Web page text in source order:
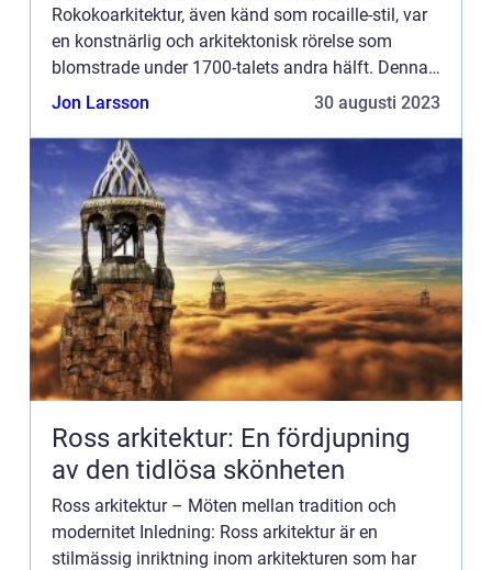
Rokokoarkitektur, även känd som rocaille-stil, var
en konstnärlig och arkitektonisk rörelse som
blomstrade under 1700-talets andra hälft. Denna
period karakteriseras av sin lekfullhet, elegans och
Jon Larsson 30 augusti 2023
Ross arkitektur: En fördjupning
av den tidlösa skönheten
Ross arkitektur – Möten mellan tradition och
modernitet Inledning: Ross arkitektur är en
stilmässig inriktning inom arkitekturen som har